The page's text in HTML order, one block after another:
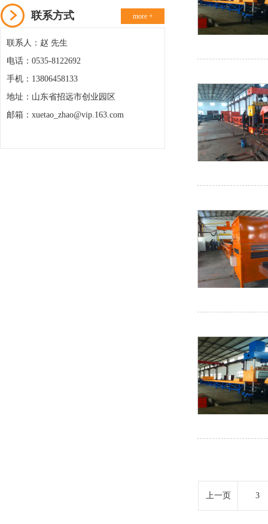
联系方式 more +
联系人：赵 先生
电话：0535-8122692
手机：13806458133
地址：山东省招远市创业园区
邮箱：xuetao_zhao@vip.163.com
上一页 3